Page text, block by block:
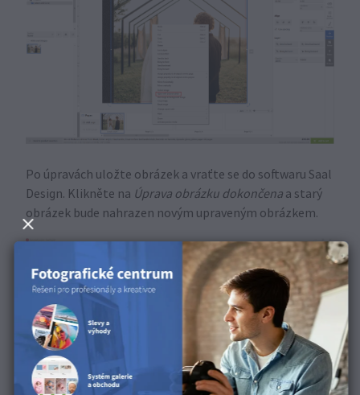
Po úpravách uložte obrázek a vraťte se do softwaru Saal
Design. Klikněte na Úprava obrázku dokončena a starý
obrázek bude nahrazen novým upraveným obrázkem.